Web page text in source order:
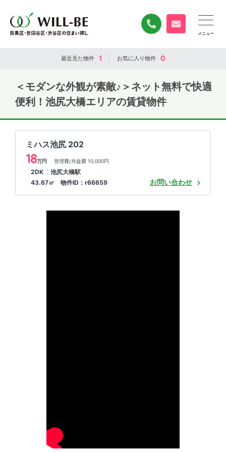
0120-840-834
無料お問い合
最近見た物件 1 お気に入り物件 0
＜モダンな外観が素敵♪＞ネット無料で快適
便利！池尻大橋エリアの賃貸物件
ミハス池尻 202
18万円 管理費/共益費 10,000円
2DK
池尻大橋駅
43.67㎡ 物件ID：r66659
お問い合わせ